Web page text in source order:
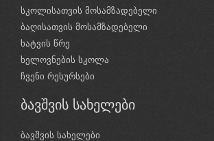
სკოლისათვის მოსამზადებელი
ბაღისათვის მოსამზადებელი
ხატვის წრე
ხელოვნების სკოლა
ჩვენი რესურსები
ბავშვის სახელები
ბავშვის სახელები